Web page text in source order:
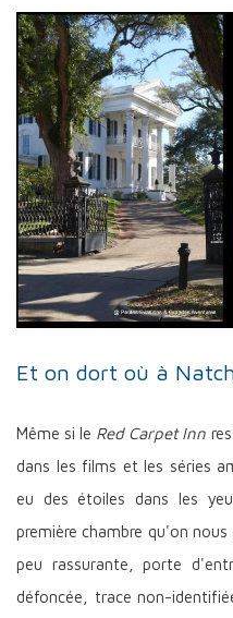
Et on dort où à
Même si le Red Carpet Inn
dans les films et les séries
eu des étoiles dans les
première chambre qu'on
peu rassurante, porte
défoncée, trace non-